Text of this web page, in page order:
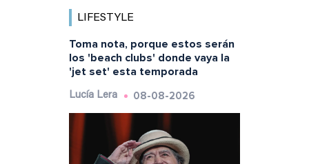
LIFESTYLE
Toma nota, porque estos serán
los 'beach clubs' donde vaya la
'jet set' esta temporada
Lucía Lera 08-08-2026